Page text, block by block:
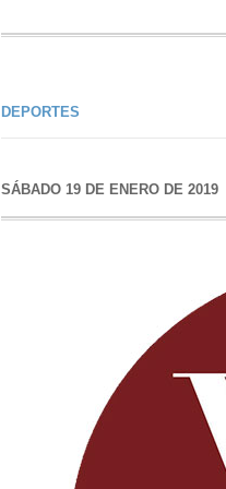
DEPORTES
SÁBADO 19 DE ENERO DE 2019